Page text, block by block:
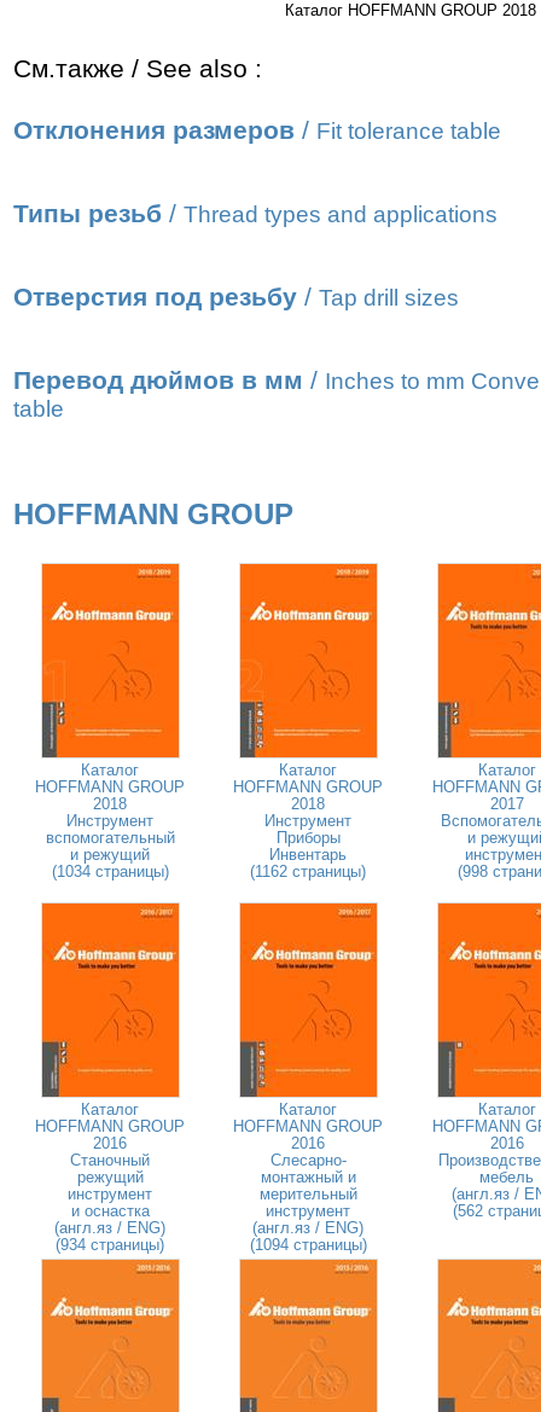
Каталог HOFFMANN GROUP
См.также / See also :
Отклонения размеров / Fit tolerance table
Типы резьб / Thread types and applications
Отверстия под резьбу / Tap drill sizes
Перевод дюймов в мм / Inches to mm
table
HOFFMANN GROUP
Каталог
HOFFMANN GROUP
2018
Инструмент
вспомогательный
и режущий
(1034 страницы)
Каталог
HOFFMANN GROUP
2018
Инструмент
Приборы
Инвентарь
(1162 страницы)
Каталог
HOFFMANN
2017
и
(998
Каталог
HOFFMANN GROUP
2016
Станочный
режущий
инструмент
и оснастка
(англ.яз / ENG)
(934 страницы)
Каталог
HOFFMANN GROUP
2016
Слесарно-
монтажный и
мерительный
инструмент
(англ.яз / ENG)
(1094 страницы)
Каталог
HOFFMANN
2016
мебель
(англ.яз /
(562